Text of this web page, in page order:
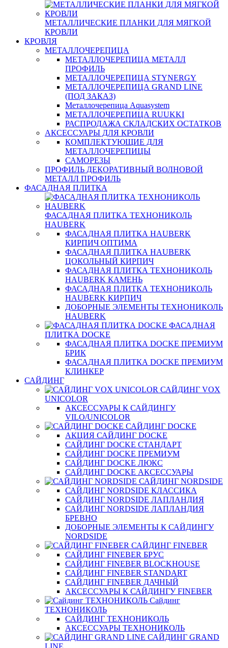
МЕТАЛЛИЧЕСКИЕ ПЛАНКИ ДЛЯ МЯГКОЙ
КРОВЛИ
КРОВЛЯ
МЕТАЛЛОЧЕРЕПИЦА
МЕТАЛЛОЧЕРЕПИЦА МЕТАЛЛ
ПРОФИЛЬ
МЕТАЛЛОЧЕРЕПИЦА STYNERGY
МЕТАЛЛОЧЕРЕПИЦА GRAND LINE
(ПОД ЗАКАЗ)
Металлочерепица Aquasystem
МЕТАЛЛОЧЕРЕПИЦА RUUKKI
РАСПРОДАЖА СКЛАДСКИХ ОСТАТКОВ
АКСЕССУАРЫ ДЛЯ КРОВЛИ
КОМПЛЕКТУЮЩИЕ ДЛЯ
МЕТАЛЛОЧЕРЕПИЦЫ
САМОРЕЗЫ
ПРОФИЛЬ ДЕКОРАТИВНЫЙ ВОЛНОВОЙ
МЕТАЛЛ ПРОФИЛЬ
ФАСАДНАЯ ПЛИТКА
ФАСАДНАЯ ПЛИТКА ТЕХНОНИКОЛЬ
HAUBERK
ФАСАДНАЯ ПЛИТКА HAUBERK
КИРПИЧ ОПТИМА
ФАСАДНАЯ ПЛИТКА HAUBERK
ЦОКОЛЬНЫЙ КИРПИЧ
ФАСАДНАЯ ПЛИТКА ТЕХНОНИКОЛЬ
HAUBERK КАМЕНЬ
ФАСАДНАЯ ПЛИТКА ТЕХНОНИКОЛЬ
HAUBERK КИРПИЧ
ДОБОРНЫЕ ЭЛЕМЕНТЫ ТЕХНОНИКОЛЬ
HAUBERK
ФАСАДНАЯ
ПЛИТКА DOCKE
ФАСАДНАЯ ПЛИТКА DOCKE ПРЕМИУМ
БРИК
ФАСАДНАЯ ПЛИТКА DOCKE ПРЕМИУМ
КЛИНКЕР
САЙДИНГ
САЙДИНГ VOX
UNICOLOR
АКСЕССУАРЫ К САЙДИНГУ
VILO/UNICOLOR
САЙДИНГ DOCKE
АКЦИЯ САЙДИНГ DOCKE
САЙДИНГ DOCKE СТАНДАРТ
САЙДИНГ DOCKE ПРЕМИУМ
САЙДИНГ DOCKE ЛЮКС
САЙДИНГ DOCKE АКСЕССУАРЫ
САЙДИНГ NORDSIDE
САЙДИНГ NORDSIDE КЛАССИКА
САЙДИНГ NORDSIDE ЛАПЛАНДИЯ
САЙДИНГ NORDSIDE ЛАПЛАНДИЯ
БРЕВНО
ДОБОРНЫЕ ЭЛЕМЕНТЫ К САЙДИНГУ
NORDSIDE
САЙДИНГ FINEBER
САЙДИНГ FINEBER БРУС
САЙДИНГ FINEBER BLOCKHOUSE
САЙДИНГ FINEBER STANDART
САЙДИНГ FINEBER ДАЧНЫЙ
АКСЕССУАРЫ К САЙДИНГУ FINEBER
Сайдинг
ТЕХНОНИКОЛЬ
САЙДИНГ ТЕХНОНИКОЛЬ
АКСЕССУАРЫ ТЕХНОНИКОЛЬ
САЙДИНГ GRAND
LINE